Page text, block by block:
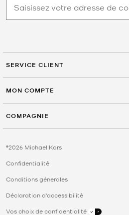
SERVICE CLIENT
MON COMPTE
COMPAGNIE
©2026 Michael Kors
Confidentialité
Conditions génerales
Déclaration d'accessibilité
Vos choix de confidentialité